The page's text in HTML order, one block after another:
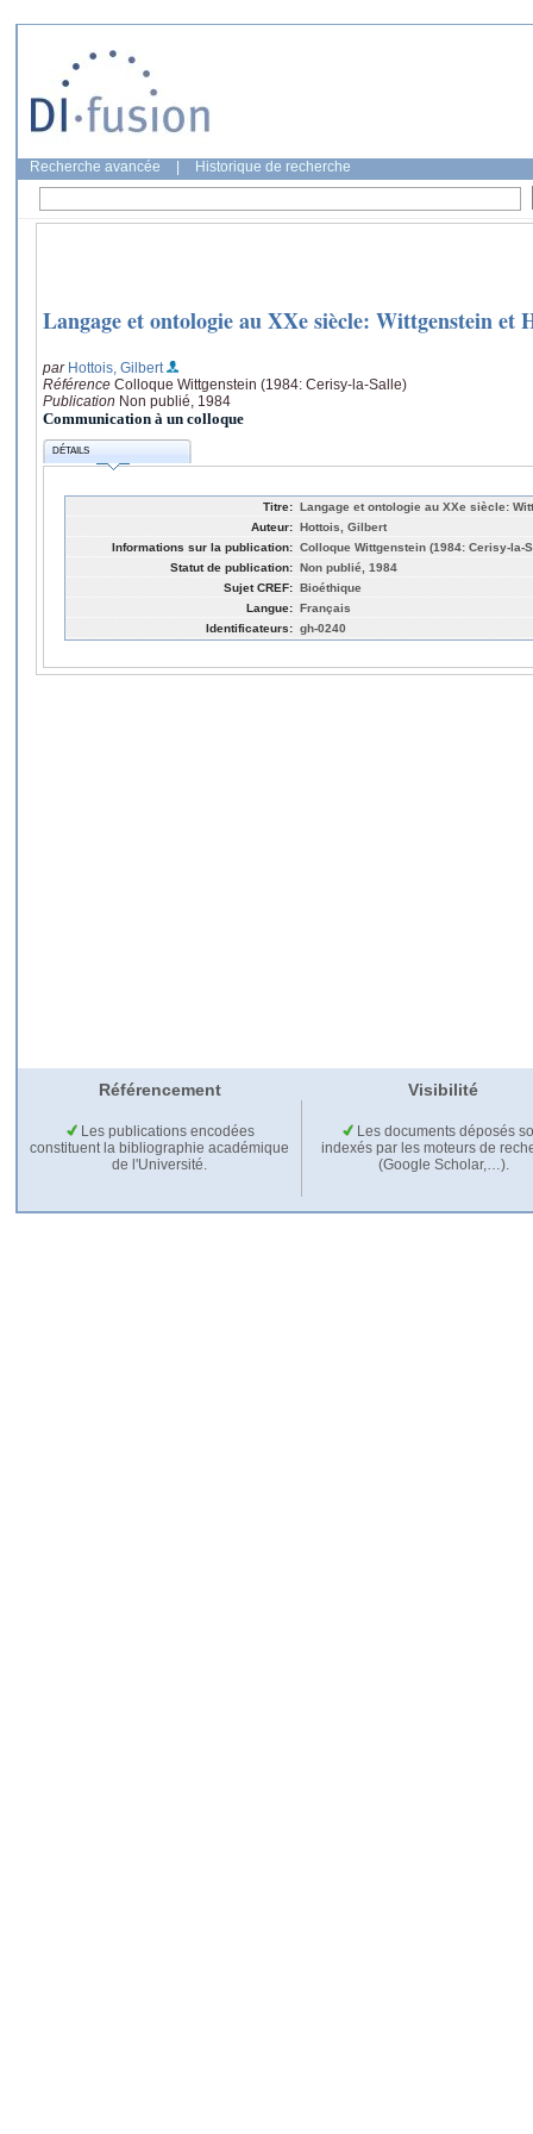
Recherche avancée Historique de recherche
Langage et ontologie au XXe siècle: Wittgenstein et
par Hottois, Gilbert
Référence Colloque Wittgenstein (1984: Cerisy-la-Salle)
Publication Non publié, 1984
Communication à un colloque
DÉTAILS
Titre: Langage et ontologie au XXe siècle:
Auteur: Hottois, Gilbert
Informations sur la publication: Colloque Wittgenstein (1984: Cerisy-la-
Statut de publication: Non publié, 1984
Sujet CREF: Bioéthique
Langue: Français
Identificateurs: gh-0240
Référencement Visibilité
Les publications encodées
constituent la bibliographie académique
de l'Université.
Les documents déposés
indexés par les moteurs de
(Google Scholar,…).